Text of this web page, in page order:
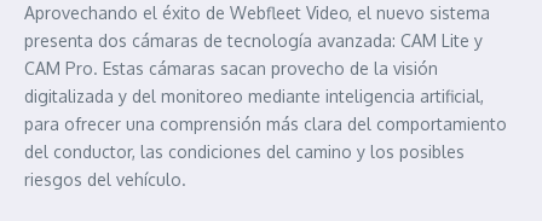
Aprovechando el éxito de Webfleet Video, el nuevo sistema
presenta dos cámaras de tecnología avanzada: CAM Lite y
CAM Pro. Estas cámaras sacan provecho de la visión
digitalizada y del monitoreo mediante inteligencia artificial,
para ofrecer una comprensión más clara del comportamiento
del conductor, las condiciones del camino y los posibles
riesgos del vehículo.